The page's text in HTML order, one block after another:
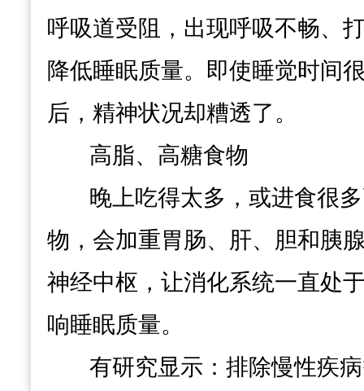
呼吸道受阻， 出现呼吸不畅、
降低睡眠质量。 即使睡觉时间
后，精神状况却糟透了。
高脂、高糖食物
晚上吃得太多，或进食很
物， 会加重胃肠、肝、胆和胰
神经中枢， 让消化系统一直处
响睡眠质量。
有研究显示：排除慢性疾